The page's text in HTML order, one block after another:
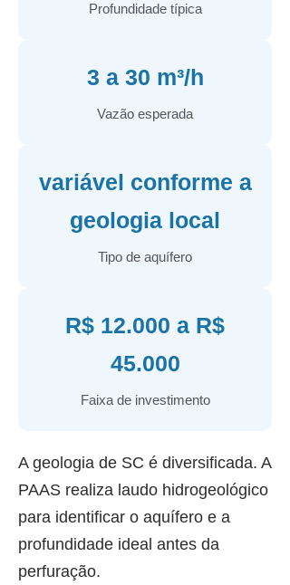
Profundidade típica
3 a 30 m³/h
Vazão esperada
variável conforme a
geologia local
Tipo de aquífero
R$ 12.000 a R$
45.000
Faixa de investimento
A geologia de SC é diversificada. A
PAAS realiza laudo hidrogeológico
para identificar o aquífero e a
profundidade ideal antes da
perfuração.